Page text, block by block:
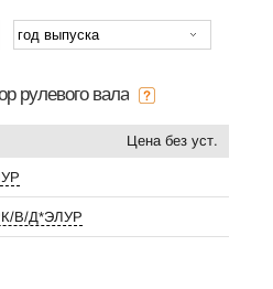
рулевого вала
Цена без уст.
В/Д*ЭЛУР